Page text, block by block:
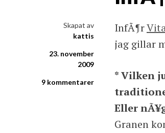
Skapat av
kattis
23. november
2009
9 kommentarer
InfÃ¶r
jag gillar
* Vilken
Eller
Granen